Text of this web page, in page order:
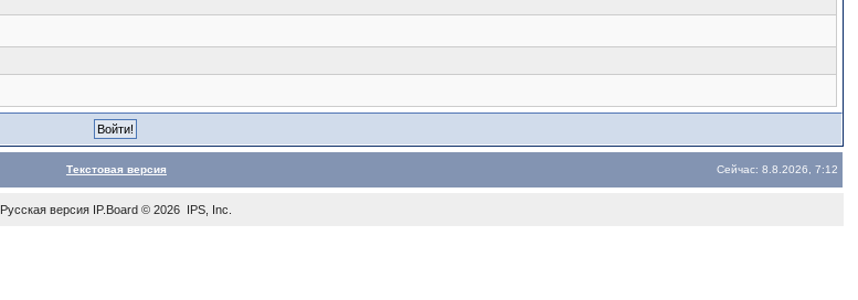
Текстовая версия Сейчас: 8.8.2026, 7:12
Русская версия IP.Board© 2026 IPS, Inc